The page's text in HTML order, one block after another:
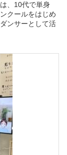
、10代で単身
クールをはじめ
ンサーとして活